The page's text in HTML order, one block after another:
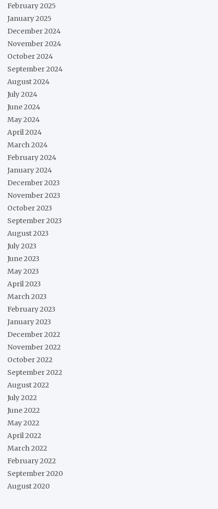
February 2025
January 2025
December 2024
November 2024
October 2024
September 2024
August 2024
July 2024
June 2024
May 2024
April 2024
March 2024
February 2024
January 2024
December 2023
November 2023
October 2023
September 2023
August 2023
July 2023
June 2023
May 2023
April 2023
March 2023
February 2023
January 2023
December 2022
November 2022
October 2022
September 2022
August 2022
July 2022
June 2022
May 2022
April 2022
March 2022
February 2022
September 2020
August 2020